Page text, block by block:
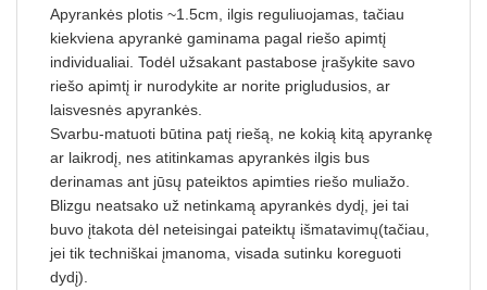
Apyrankės plotis ~1.5cm, ilgis reguliuojamas, tačiau
kiekviena apyrankė gaminama pagal riešo apimtį
individualiai. Todėl užsakant pastabose įrašykite savo
riešo apimtį ir nurodykite ar norite prigludusios, ar
laisvesnės apyrankės.
Svarbu-matuoti būtina patį riešą, ne kokią kitą apyrankę
ar laikrodį, nes atitinkamas apyrankės ilgis bus
derinamas ant jūsų pateiktos apimties riešo muliažo.
Blizgu neatsako už netinkamą apyrankės dydį, jei tai
buvo įtakota dėl neteisingai pateiktų išmatavimų(tačiau,
jei tik techniškai įmanoma, visada sutinku koreguoti
dydį).